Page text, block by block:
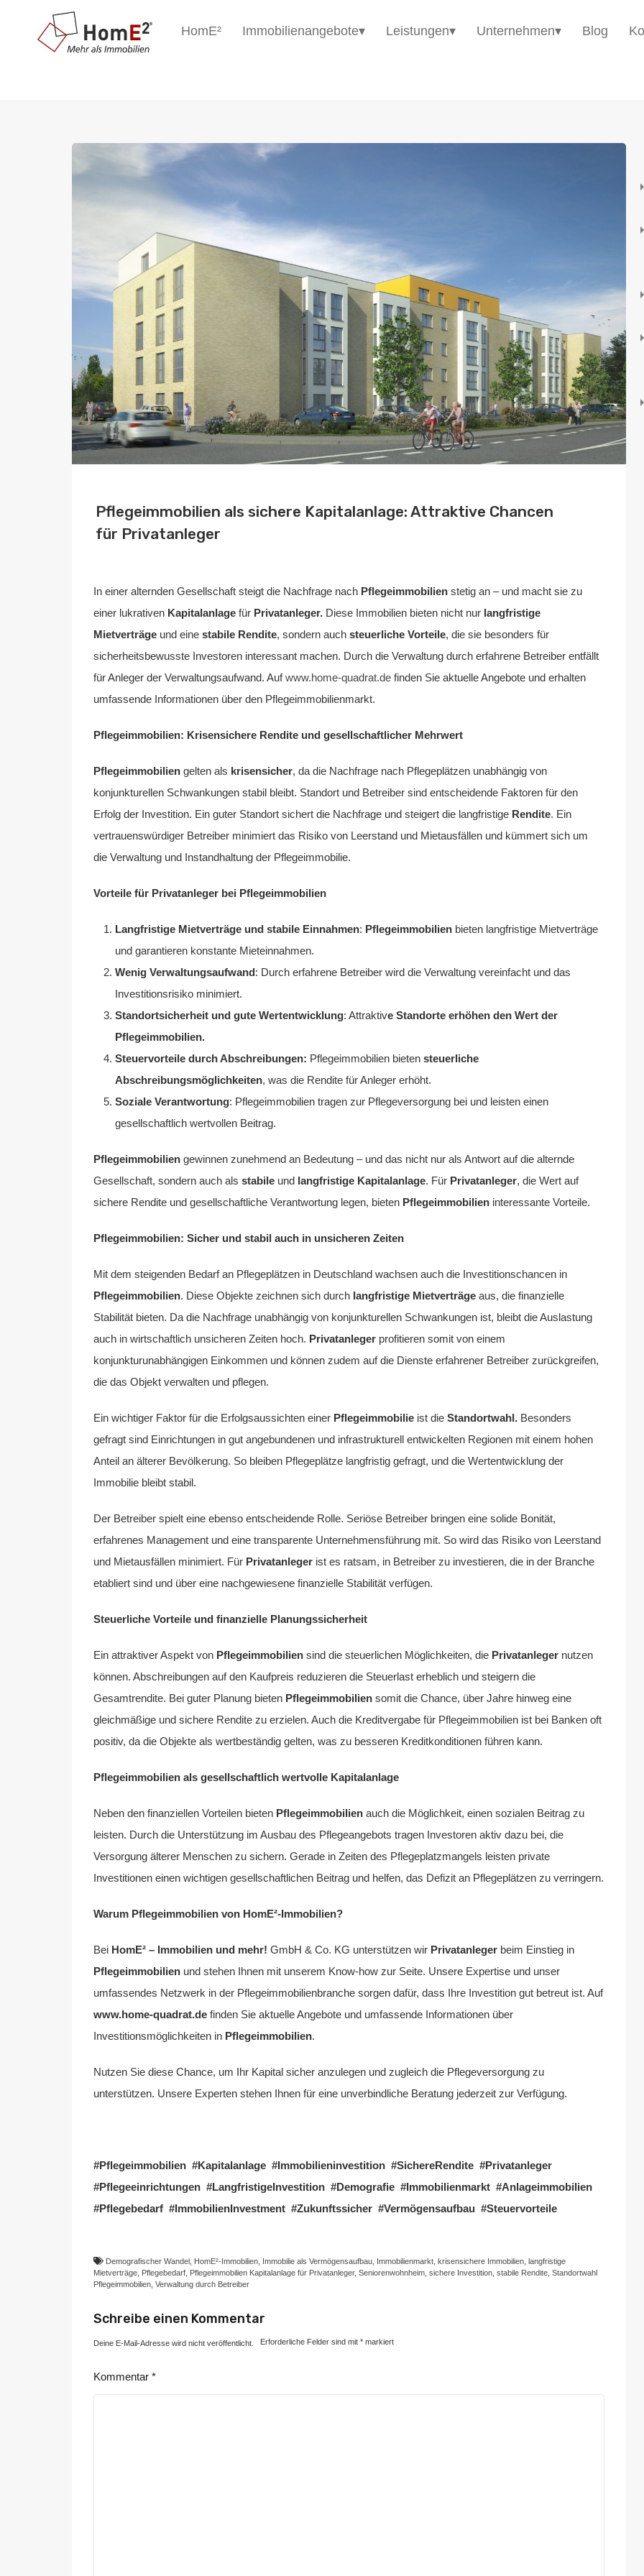
HomE² Immobilienangebote▾ Leistungen▾
HomE² Immobilienangebote▾ Leistungen▾ Unternehmen▾ Blog
Pflegeimmobilien als sichere Kapitalanlage: Attraktive Chancen
für Privatanleger
Veröffentlicht in
In einer alternden Gesellschaft steigt die Nachfrage nach Pflegeimmobilien stetig an – und macht sie zu
einer lukrativen Kapitalanlage für Privatanleger. Diese Immobilien bieten nicht nur langfristige
Mietverträge und eine stabile Rendite, sondern auch steuerliche Vorteile, die sie besonders für
sicherheitsbewusste Investoren interessant machen. Durch die Verwaltung durch erfahrene Betreiber entfällt
für Anleger der Verwaltungsaufwand. Aufwww.home-quadrat.de finden Sie aktuelle Angebote und erhalten
umfassende Informationen über den Pflegeimmobilienmarkt.
Pflegeimmobilien: Krisensichere Rendite und gesellschaftlicher Mehrwert
Pflegeimmobilien gelten als krisensicher, da die Nachfrage nach Pflegeplätzen unabhängig von
konjunkturellen Schwankungen stabil bleibt. Standort und Betreiber sind entscheidende Faktoren für den
Erfolg der Investition. Ein guter Standort sichert die Nachfrage und steigert die langfristige Rendite. Ein
vertrauenswürdiger Betreiber minimiert das Risiko von Leerstand und Mietausfällen und kümmert sich um
die Verwaltung und Instandhaltung der Pflegeimmobilie.
Vorteile für Privatanleger bei Pflegeimmobilien
Langfristige Mietverträge und stabile Einnahmen: Pflegeimmobilien bieten langfristige Mietverträge
und garantieren konstante Mieteinnahmen.
Wenig Verwaltungsaufwand: Durch erfahrene Betreiber wird die Verwaltung vereinfacht und das
Investitionsrisiko minimiert.
Standortsicherheit und gute Wertentwicklung: Attraktive Standorte erhöhen den Wert der
Pflegeimmobilien.
Steuervorteile durch Abschreibungen: Pflegeimmobilien bieten steuerliche
Abschreibungsmöglichkeiten, was die Rendite für Anleger erhöht.
Soziale Verantwortung: Pflegeimmobilien tragen zur Pflegeversorgung bei und leisten einen
gesellschaftlich wertvollen Beitrag.
Pflegeimmobilien gewinnen zunehmend an Bedeutung – und das nicht nur als Antwort auf die alternde
Gesellschaft, sondern auch als stabile und langfristige Kapitalanlage. Für Privatanleger, die Wert auf
sichere Rendite und gesellschaftliche Verantwortung legen, bieten Pflegeimmobilien interessante Vorteile.
Pflegeimmobilien: Sicher und stabil auch in unsicheren Zeiten
Mit dem steigenden Bedarf an Pflegeplätzen in Deutschland wachsen auch die Investitionschancen in
Pflegeimmobilien. Diese Objekte zeichnen sich durch langfristige Mietverträge aus, die finanzielle
Stabilität bieten. Da die Nachfrage unabhängig von konjunkturellen Schwankungen ist, bleibt die Auslastung
auch in wirtschaftlich unsicheren Zeiten hoch. Privatanleger profitieren somit von einem
konjunkturunabhängigen Einkommen und können zudem auf die Dienste erfahrener Betreiber zurückgreifen,
die das Objekt verwalten und pflegen.
Ein wichtiger Faktor für die Erfolgsaussichten einer Pflegeimmobilie ist die Standortwahl. Besonders
gefragt sind Einrichtungen in gut angebundenen und infrastrukturell entwickelten Regionen mit einem hohen
Anteil an älterer Bevölkerung. So bleiben Pflegeplätze langfristig gefragt, und die Wertentwicklung der
Immobilie bleibt stabil.
Der Betreiber spielt eine ebenso entscheidende Rolle. Seriöse Betreiber bringen eine solide Bonität,
erfahrenes Management und eine transparente Unternehmensführung mit. So wird das Risiko von Leerstand
und Mietausfällen minimiert. Für Privatanleger ist es ratsam, in Betreiber zu investieren, die in der Branche
etabliert sind und über eine nachgewiesene finanzielle Stabilität verfügen.
Steuerliche Vorteile und finanzielle Planungssicherheit
Ein attraktiver Aspekt von Pflegeimmobilien sind die steuerlichen Möglichkeiten, die Privatanleger nutzen
können. Abschreibungen auf den Kaufpreis reduzieren die Steuerlast erheblich und steigern die
Gesamtrendite. Bei guter Planung bieten Pflegeimmobilien somit die Chance, über Jahre hinweg eine
gleichmäßige und sichere Rendite zu erzielen. Auch die Kreditvergabe für Pflegeimmobilien ist bei Banken oft
positiv, da die Objekte als wertbeständig gelten, was zu besseren Kreditkonditionen führen kann.
Pflegeimmobilien als gesellschaftlich wertvolle Kapitalanlage
Neben den finanziellen Vorteilen bieten Pflegeimmobilien auch die Möglichkeit, einen sozialen Beitrag zu
leisten. Durch die Unterstützung im Ausbau des Pflegeangebots tragen Investoren aktiv dazu bei, die
Versorgung älterer Menschen zu sichern. Gerade in Zeiten des Pflegeplatzmangels leisten private
Investitionen einen wichtigen gesellschaftlichen Beitrag und helfen, das Defizit an Pflegeplätzen zu verringern.
Warum Pflegeimmobilien von HomE²-Immobilien?
Bei HomE² – Immobilien und mehr! GmbH & Co. KG unterstützen wir Privatanleger beim Einstieg in
Pflegeimmobilien und stehen Ihnen mit unserem Know-how zur Seite. Unsere Expertise und unser
umfassendes Netzwerk in der Pflegeimmobilienbranche sorgen dafür, dass Ihre Investition gut betreut ist. Auf
www.home-quadrat.de finden Sie aktuelle Angebote und umfassende Informationen über
Investitionsmöglichkeiten in Pflegeimmobilien.
Nutzen Sie diese Chance, um Ihr Kapital sicher anzulegen und zugleich die Pflegeversorgung zu
unterstützen. Unsere Experten stehen Ihnen für eine unverbindliche Beratung jederzeit zur Verfügung.
#Pflegeimmobilien #Kapitalanlage #Immobilieninvestition #SichereRendite #Privatanleger
#Pflegeeinrichtungen #LangfristigeInvestition #Demografie #Immobilienmarkt #Anlageimmobilien
#Pflegebedarf #ImmobilienInvestment #Zukunftssicher #Vermögensaufbau #Steuervorteile
Demografischer Wandel HomE²-Immobilien Immobilie als Vermögensaufbau Immobilienmarkt krisensichere Immobilien langfristige
Mietverträge Pflegebedarf Pflegeimmobilien Kapitalanlage für Privatanleger, Seniorenwohnheim sichere Investition stabile Rendite Standortwahl
Pflegeimmobilien Verwaltung durch Betreiber
Schreibe einen Kommentar
Deine E-Mail-Adresse wird nicht veröffentlicht. Erforderliche Felder sind mit * markiert
Kommentar *